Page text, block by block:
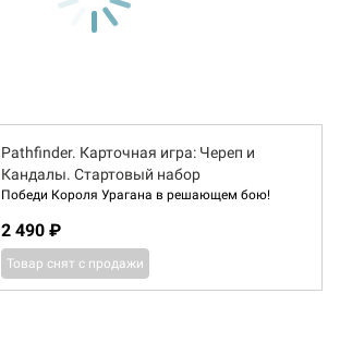
Pathfinder. Карточная игра: Череп и
Кандалы. Стартовый набор
Победи Короля Урагана в решающем бою!
2 490 ₽
Товар снят с продажи